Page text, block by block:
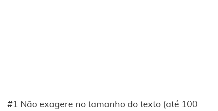
#1 Não exagere no tamanho do texto (até 100